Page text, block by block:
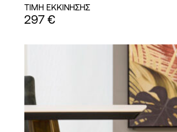
ΤΙΜΗ ΕΚΚΙΝΗΣΗΣ
297 €